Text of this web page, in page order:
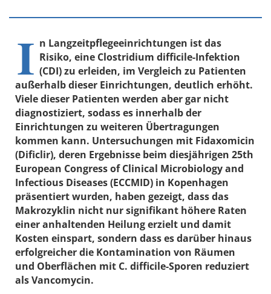
I n Langzeitpflegeeinrichtungen ist das
Risiko, eine Clostridium difficile-Infektion
(CDI) zu erleiden, im Vergleich zu Patienten
außerhalb dieser Einrichtungen, deutlich erhöht.
Viele dieser Patienten werden aber gar nicht
diagnostiziert, sodass es innerhalb der
Einrichtungen zu weiteren Übertragungen
kommen kann. Untersuchungen mit Fidaxomicin
(Dificlir), deren Ergebnisse beim diesjährigen 25th
European Congress of Clinical Microbiology and
Infectious Diseases (ECCMID) in Kopenhagen
präsentiert wurden, haben gezeigt, dass das
Makrozyklin nicht nur signifikant höhere Raten
einer anhaltenden Heilung erzielt und damit
Kosten einspart, sondern dass es darüber hinaus
erfolgreicher die Kontamination von Räumen
und Oberflächen mit C. difficile-Sporen reduziert
als Vancomycin.